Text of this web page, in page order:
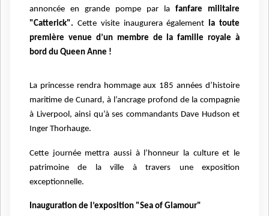
annoncée en grande pompe par la fanfare militaire
"Catterick". Cette visite inaugurera également
la toute
première venue d’un membre de la famille royale à
bord du Queen Anne !
La princesse rendra hommage aux 185 années d’histoire
maritime de Cunard, à l’ancrage profond de la compagnie
à Liverpool, ainsi qu’à ses commandants Dave Hudson et
Inger Thorhauge.
Cette journée mettra aussi à l’honneur la culture et le
patrimoine de la ville à travers une exposition
exceptionnelle.
Inauguration de l’exposition "Sea of Glamour"